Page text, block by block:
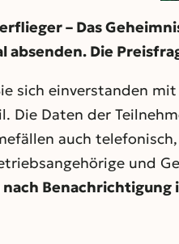
– Das
absenden. Die
sich einverstanden
Die Daten der
auch
und
Benachrichtigung